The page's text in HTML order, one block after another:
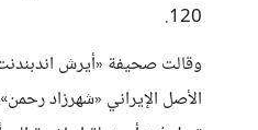
120.
وقالت صحيفة «أيرش
الأصل الإيراني «شهرزاد